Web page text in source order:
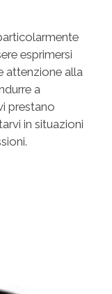
esprimersi
attenzione alla
a
prestano
in situazioni